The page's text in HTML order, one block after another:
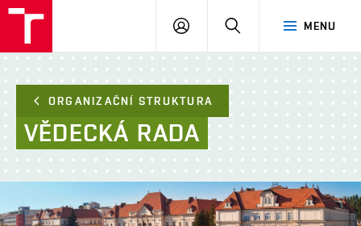
Brno
MENU
PŘIHLÁSIT
ORGANIZAČNÍ STRUKTURA
VĚDECKÁ RADA